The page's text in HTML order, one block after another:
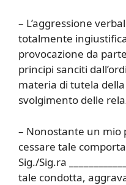
– L’aggressione
totalmente
provocazione da
principi sanciti
materia di tutela
svolgimento delle
– Nonostante un mio
cessare tale
Sig./Sig.ra
tale condotta,